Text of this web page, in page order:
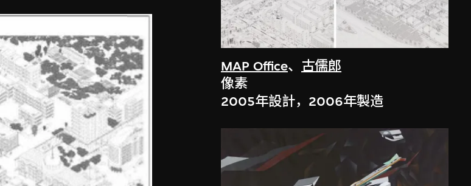
MAP Office、 古儒郎
像素
2005年設計，2006年製造